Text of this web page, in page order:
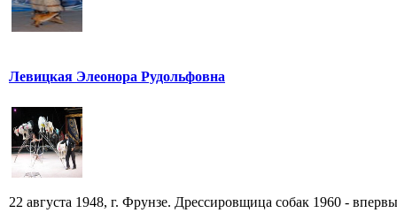
Левицкая Элеонора Рудольфовна
22 августа 1948, г. Фрунзе. Дрессировщица собак 1960 -